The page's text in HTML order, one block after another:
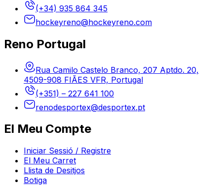
(+34) 935 864 345
hockeyreno@hockeyreno.com
Reno Portugal
Rua Camilo Castelo Branco, 207 Aptdo. 20,
4509-908 FIÃES VFR, Portugal
(+351) – 227 641 100
renodesportex@desportex.pt
El Meu Compte
Iniciar Sessió / Registre
El Meu Carret
Llista de Desitjos
Botiga